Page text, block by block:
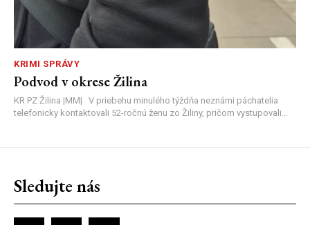
KRIMI SPRÁVY
Podvod v okrese Žilina
KR PZ Žilina |MM| V priebehu minulého týždňa neznámi páchatelia
telefonicky kontaktovali 52-ročnú ženu zo Žiliny, pričom vystupovali...
Sledujte nás